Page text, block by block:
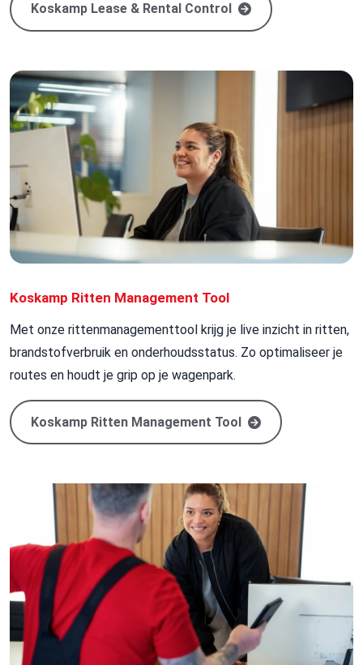
Koskamp Lease & Rental Control
Koskamp Ritten Management Tool
Met onze rittenmanagementtool krijg je live inzicht in ritten,
brandstofverbruik en onderhoudsstatus. Zo optimaliseer je
routes en houdt je grip op je wagenpark.
Koskamp Ritten Management Tool